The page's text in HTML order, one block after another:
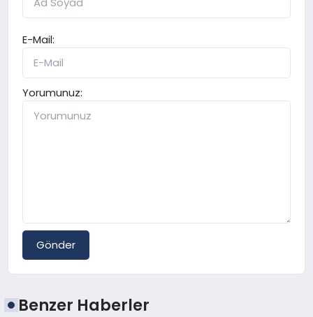
E-Mail:
Yorumunuz:
Gönder
Benzer Haberler